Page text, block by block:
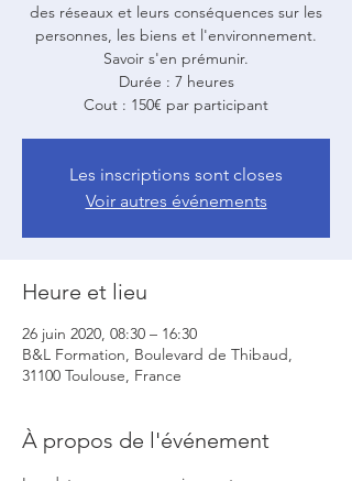
des réseaux et leurs conséquences sur les
personnes, les biens et l'environnement.
Savoir s'en prémunir.
Durée : 7 heures
Cout : 150€ par participant
Les inscriptions sont closes
Voir autres événements
Heure et lieu
26 juin 2020, 08:30 – 16:30
B&L Formation, Boulevard de Thibaud,
31100 Toulouse, France
À propos de l'événement